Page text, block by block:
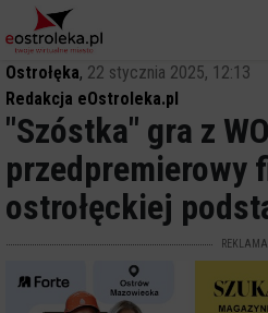
Ostrołęka, 22 stycznia 2025, 12:13
Redakcja eOstroleka.pl
"Szóstka" gra z
przedpremierowy
ostrołęckiej
REKLAMA